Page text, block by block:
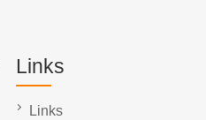
Links
Links